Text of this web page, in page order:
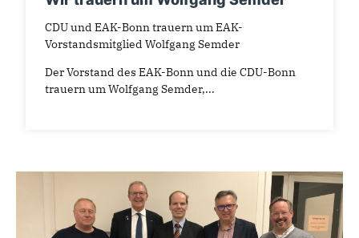
CDU und EAK-Bonn trauern um EAK-
Vorstandsmitglied Wolfgang Semder
Der Vorstand des EAK-Bonn und die CDU-Bonn
trauern um Wolfgang Semder,...